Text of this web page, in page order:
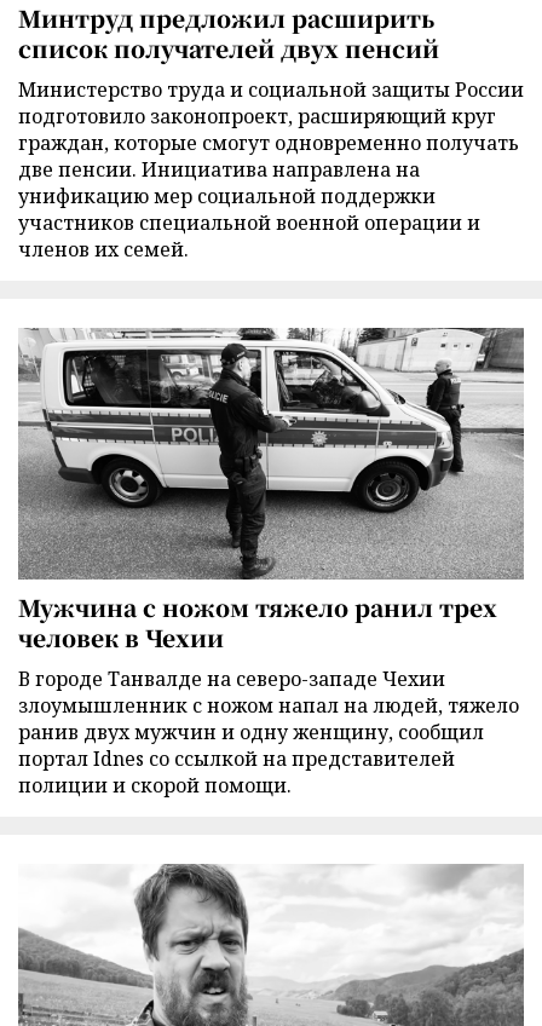
Минтруд предложил расширить
список получателей двух пенсий
Министерство труда и социальной защиты России
подготовило законопроект, расширяющий круг
граждан, которые смогут одновременно получать
две пенсии. Инициатива направлена на
унификацию мер социальной поддержки
участников специальной военной операции и
членов их семей.
Мужчина с ножом тяжело ранил трех
человек в Чехии
В городе Танвалде на северо-западе Чехии
злоумышленник с ножом напал на людей, тяжело
ранив двух мужчин и одну женщину, сообщил
портал Idnes со ссылкой на представителей
полиции и скорой помощи.